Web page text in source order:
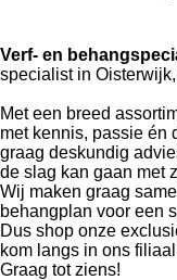
Verf- en
specialist in
Met een breed
met kennis, passie én
graag deskundig
de slag kan gaan met
Wij maken graag
behangplan voor een
Dus shop onze
kom langs in ons
Graag tot ziens!